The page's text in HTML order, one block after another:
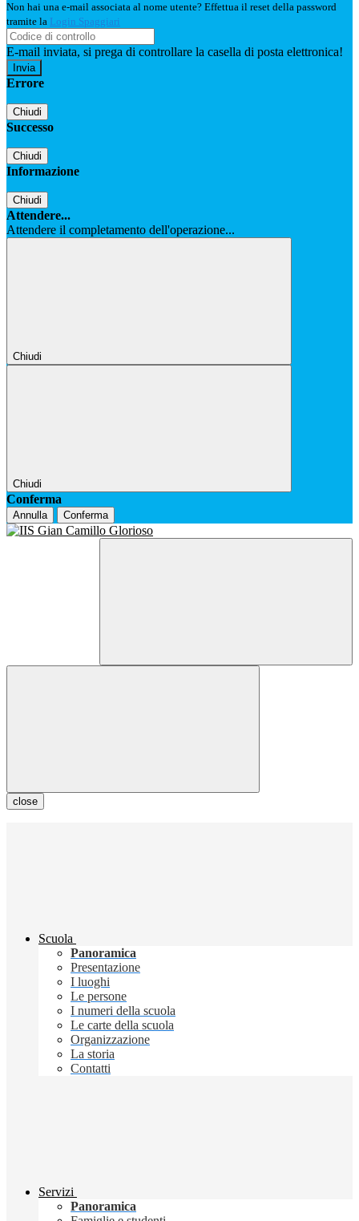
Non hai una e-mail associata al nome utente? Effettua il reset della password
tramite la Login Spaggiari
E-mail inviata, si prega di controllare la casella di posta elettronica!
Errore
Chiudi
Successo
Chiudi
Informazione
Chiudi
Attendere...
Attendere il completamento dell'operazione...
Chiudi
Chiudi
Conferma
Annulla Conferma
close
Scuola
Panoramica
Presentazione
I luoghi
Le persone
I numeri della scuola
Le carte della scuola
Organizzazione
La storia
Contatti
Servizi
Panoramica